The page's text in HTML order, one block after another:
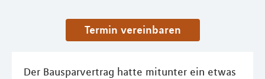
Termin vereinbaren
Der Bausparvertrag hatte mitunter ein etwas